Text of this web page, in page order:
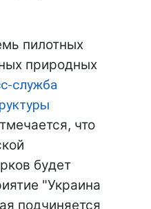
пилотных
природных
служба
что
будет
"Украина
подчиняется